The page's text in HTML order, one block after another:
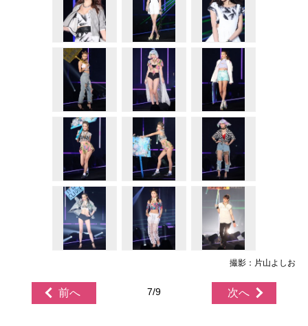
撮影：片山よしお
前へ 次へ
7/9